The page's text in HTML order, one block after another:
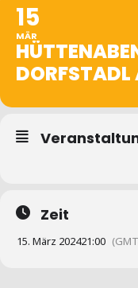
15
MÄR
Zeit
15. März 202421:00